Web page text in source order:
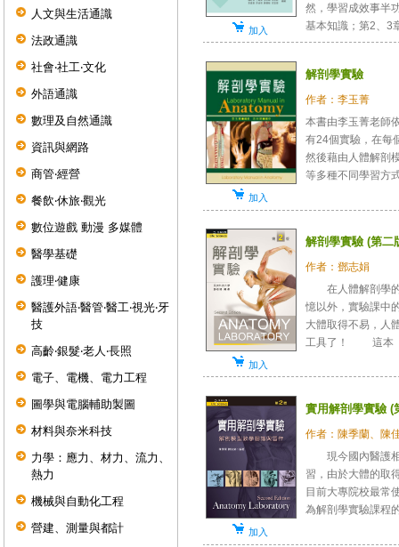
人文與生活通識
法政通識
社會‧社工‧文化
外語通識
數理及自然通識
資訊與網路
商管‧經營
餐飲‧休旅‧觀光
數位遊戲 動漫 多媒體
醫學基礎
護理‧健康
醫護外語‧醫管‧醫工‧視光‧牙
技
高齡‧銀髮‧老人‧長照
電子、電機、電力工程
圖學與電腦輔助製圖
材料與奈米科技
力學：應力、材力、流力、
熱力
機械與自動化工程
營建、測量與都計
然，學習成效事
基本知識；第2、3
加入
解剖學實驗
作者：李玉菁
本書由李玉菁老師
有24個實驗，在每
然後藉由人體解剖
等多種不同學習方
加入
解剖學實驗 (第二
作者：鄧志娟
在人體解剖學的
憶以外，實驗課中
大體取得不易，人
工具了！ 這本《
加入
實用解剖學實驗 (
作者：陳季蘭、陳
現今國內醫護相
習，由於大體的取
目前大專院校最常
為解剖學實驗課程
加入